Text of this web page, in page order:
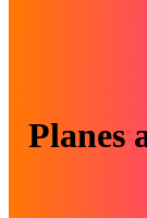
Planes